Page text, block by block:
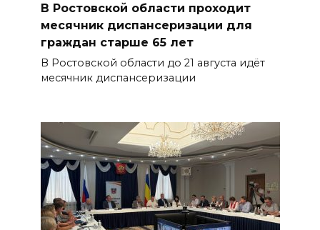
В Ростовской области проходит
месячник диспансеризации для
граждан старше 65 лет
В Ростовской области до 21 августа идёт
месячник диспансеризации